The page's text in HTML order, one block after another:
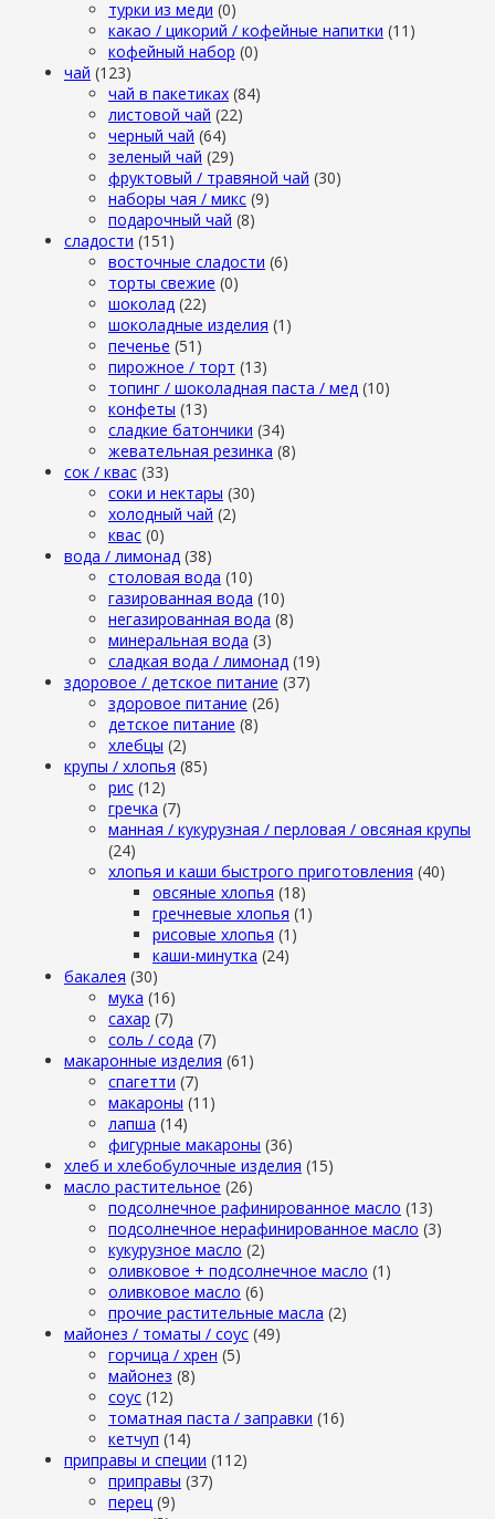
турки из меди (0)
какао / цикорий / кофейные напитки (11)
кофейный набор (0)
чай (123)
чай в пакетиках (84)
листовой чай (22)
черный чай (64)
зеленый чай (29)
фруктовый / травяной чай (30)
наборы чая / микс (9)
подарочный чай (8)
сладости (151)
восточные сладости (6)
торты свежие (0)
шоколад (22)
шоколадные изделия (1)
печенье (51)
пирожное / торт (13)
топинг / шоколадная паста / мед (10)
конфеты (13)
сладкие батончики (34)
жевательная резинка (8)
сок / квас (33)
соки и нектары (30)
холодный чай (2)
квас (0)
вода / лимонад (38)
столовая вода (10)
газированная вода (10)
негазированная вода (8)
минеральная вода (3)
сладкая вода / лимонад (19)
здоровое / детское питание (37)
здоровое питание (26)
детское питание (8)
хлебцы (2)
крупы / хлопья (85)
рис (12)
гречка (7)
манная / кукурузная / перловая / овсяная крупы
(24)
хлопья и каши быстрого приготовления (40)
овсяные хлопья (18)
гречневые хлопья (1)
рисовые хлопья (1)
каши-минутка (24)
бакалея (30)
мука (16)
сахар (7)
cоль / cода (7)
макаронные изделия (61)
cпагетти (7)
макароны (11)
лапша (14)
фигурные макароны (36)
хлеб и хлебобулочные изделия (15)
масло растительное (26)
подсолнечное рафинированное масло (13)
подсолнечное нерафинированное масло (3)
кукурузное масло (2)
оливковое + подсолнечное масло (1)
оливковое масло (6)
прочие растительные масла (2)
майонез / томаты / соус (49)
горчица / хрен (5)
майонез (8)
соус (12)
томатная паста / заправки (16)
кетчуп (14)
приправы и специи (112)
приправы (37)
перец (9)